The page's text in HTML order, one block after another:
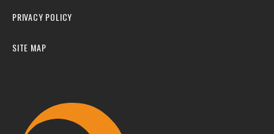
PRIVACY POLICY
SITE MAP